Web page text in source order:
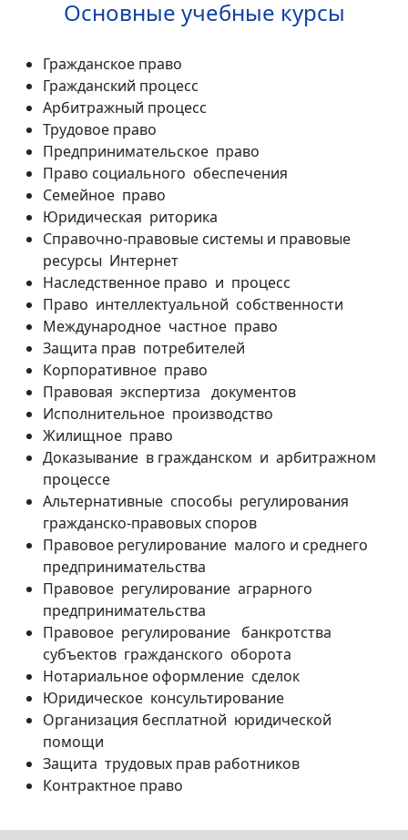
Основные учебные курсы
Гражданское право
Гражданский процесс
Арбитражный процесс
Трудовое право
Предпринимательское право
Право социального обеспечения
Семейное право
Юридическая риторика
Справочно-правовые системы и правовые
ресурсы Интернет
Наследственное право и процесс
Право интеллектуальной собственности
Международное частное право
Защита прав потребителей
Корпоративное право
Правовая экспертиза документов
Исполнительное производство
Жилищное право
Доказывание в гражданском и арбитражном
процессе
Альтернативные способы регулирования
гражданско-правовых споров
Правовое регулирование малого и среднего
предпринимательства
Правовое регулирование аграрного
предпринимательства
Правовое регулирование банкротства
субъектов гражданского оборота
Нотариальное оформление сделок
Юридическое консультирование
Организация бесплатной юридической
помощи
Защита трудовых прав работников
Контрактное право